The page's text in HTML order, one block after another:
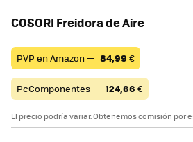
COSORI Freidora de Aire
PVP en Amazon — 84,99 €
PcComponentes — 124,66 €
El precio podría variar. Obtenemos comisión por